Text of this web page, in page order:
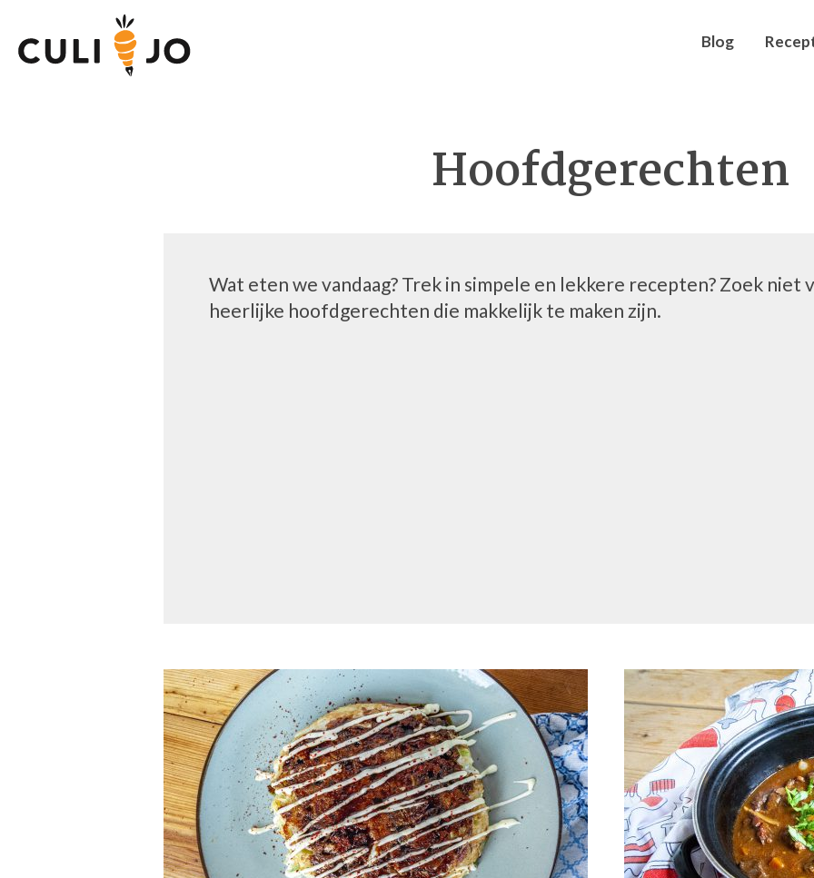
Blog
Hoofdgerechten
Wat eten we vandaag? Trek in simpele en lekkere recepten? Zoek niet
heerlijke hoofdgerechten die makkelijk te maken zijn.